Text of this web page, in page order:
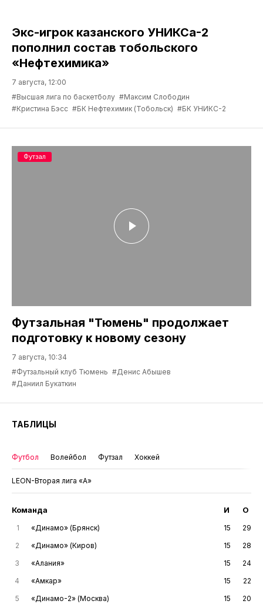
Экс-игрок казанского УНИКСа-2
пополнил состав тобольского
«Нефтехимика»
7 августа, 12:00
#Высшая лига по баскетболу #Максим Слободин
#Кристина Бэсс #БК Нефтехимик (Тобольск) #БК УНИКС-2
Футзальная "Тюмень" продолжает
подготовку к новому сезону
7 августа, 10:34
#Футзальный клуб Тюмень #Денис Абышев
#Даниил Букаткин
Футзал
ТАБЛИЦЫ
Футбол Волейбол Футзал Хоккей
LEON-Вторая лига «А»
Команда И О
1 «Динамо» (Брянск) 15
29
2
«Динамо» (Киров) 15
28
3
«Алания» 15
24
4
«Амкар» 15
22
5
«Динамо-2» (Москва) 15
20